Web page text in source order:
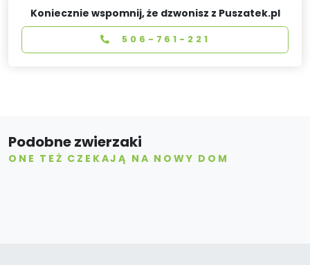
Koniecznie wspomnij, że dzwonisz z Puszatek.pl
506-761-221
Podobne zwierzaki
ONE TEŻ CZEKAJĄ NA NOWY DOM